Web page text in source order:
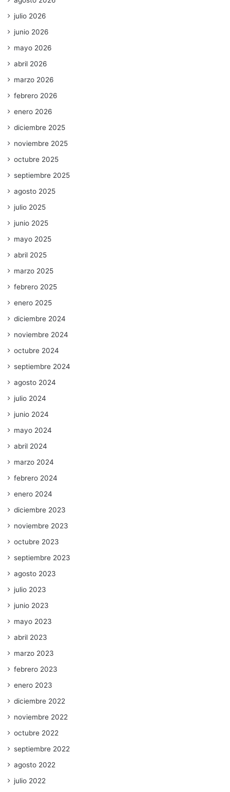
julio 2026
junio 2026
mayo 2026
abril 2026
marzo 2026
febrero 2026
enero 2026
diciembre 2025
noviembre 2025
octubre 2025
septiembre 2025
agosto 2025
julio 2025
junio 2025
mayo 2025
abril 2025
marzo 2025
febrero 2025
enero 2025
diciembre 2024
noviembre 2024
octubre 2024
septiembre 2024
agosto 2024
julio 2024
junio 2024
mayo 2024
abril 2024
marzo 2024
febrero 2024
enero 2024
diciembre 2023
noviembre 2023
octubre 2023
septiembre 2023
agosto 2023
julio 2023
junio 2023
mayo 2023
abril 2023
marzo 2023
febrero 2023
enero 2023
diciembre 2022
noviembre 2022
octubre 2022
septiembre 2022
agosto 2022
julio 2022